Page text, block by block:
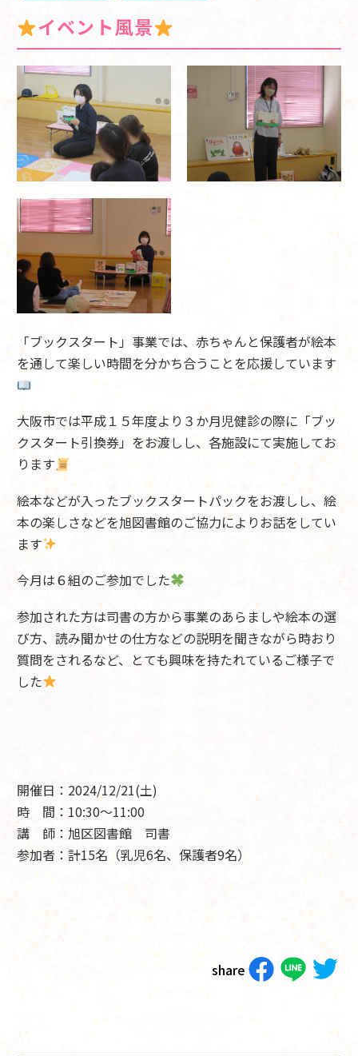
イベント風景
「ブックスタート」事業では、赤ちゃんと保護者が絵本
を通して楽しい時間を分かち合うことを応援しています
大阪市では平成１５年度より３か月児健診の際に「ブッ
クスタート引換券」をお渡しし、各施設にて実施してお
ります
絵本などが入ったブックスタートパックをお渡しし、絵
本の楽しさなどを旭図書館のご協力によりお話をしてい
ます
今月は６組のご参加でした
参加された方は司書の方から事業のあらましや絵本の選
び方、読み聞かせの仕方などの説明を聞きながら時おり
質問をされるなど、とても興味を持たれているご様子で
した
開催日：2024/12/21(土)
時 間：10:30～11:00
講 師：旭区図書館 司書
参加者：計15名（乳児6名、保護者9名）
share